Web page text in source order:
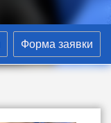
Форма заявки